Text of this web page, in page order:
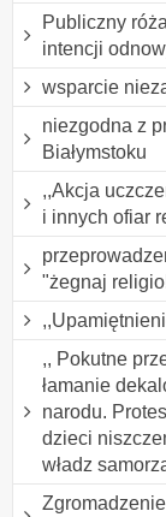
Publiczny
intencji
wsparcie
niezgodna z
Białymstoku
,,Akcja
i innych ofiar
"żegnaj
,, Pokutne
łamanie
narodu.
dzieci
władz